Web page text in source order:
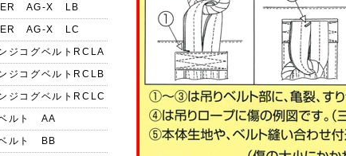
AG-X LB
AG-X LC
ジコグベルトRCLA
ジコグベルトRCLB
ジコグベルトRCLC
ルト AA
ルト BB